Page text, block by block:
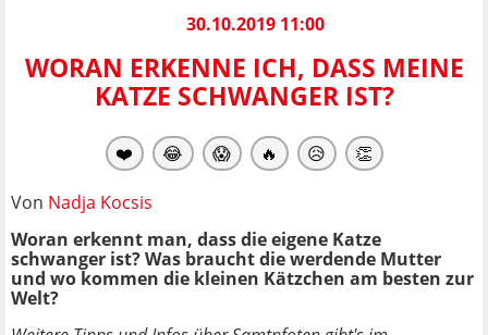
30.10.2019 11:00
WORAN ERKENNE ICH, DASS MEINE
KATZE SCHWANGER IST?
❤️ 😂 😱 🔥 😥 👏
Von Nadja Kocsis
Woran erkennt man, dass die eigene Katze
schwanger ist? Was braucht die werdende Mutter
und wo kommen die kleinen Kätzchen am besten zur
Welt?